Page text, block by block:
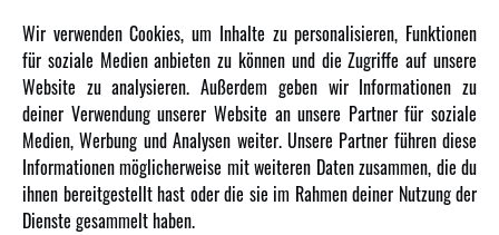
Newsletter
Über uns
Karriere
Amewi Kataloge
MEHR VON AMEWI
Wir verwenden Cookies, um Inhalte zu personalisieren, Funktionen
für soziale Medien anbieten zu können und die Zugriffe auf unsere
Website zu analysieren. Außerdem geben wir Informationen zu
deiner Verwendung unserer Website an unsere Partner für soziale
Medien, Werbung und Analysen weiter. Unsere Partner führen diese
Informationen möglicherweise mit weiteren Daten zusammen, die du
ihnen bereitgestellt hast oder die sie im Rahmen deiner Nutzung der
Dienste gesammelt haben.